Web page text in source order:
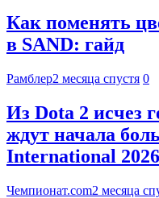
Как поменять
в SAND: гайд
Рамблер2 месяца спустя 0
Из Dota 2 исчез
ждут начала
International 2026
Чемпионат.com2 месяца